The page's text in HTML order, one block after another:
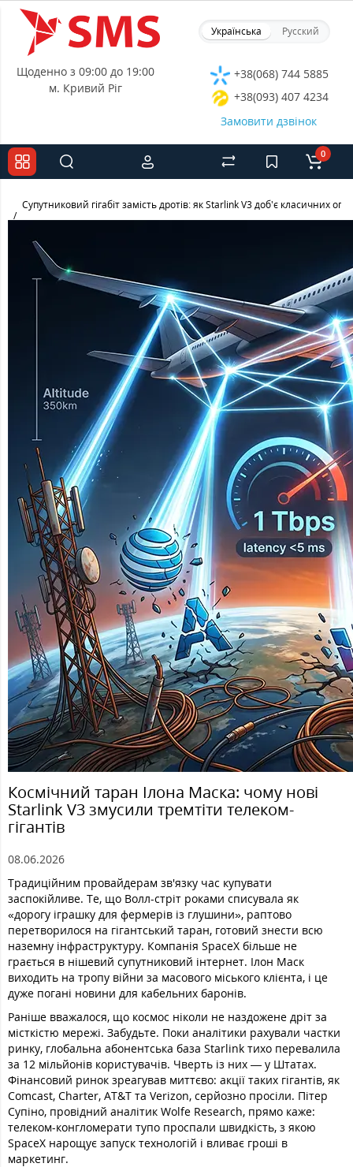
Українська Русский
Щоденно з 09:00 до 19:00
м. Кривий Ріг
+38(068) 744 5885
+38(093) 407 4234
Замовити дзвінок
0
Супутниковий гігабіт замість дротів: як Starlink V3 доб'є класичних
Космічний таран Ілона Маска: чому нові
Starlink V3 змусили тремтіти телеком-
гігантів
08.06.2026
Традиційним провайдерам зв'язку час купувати
заспокійливе. Те, що Волл-стріт роками списувала як
«дорогу іграшку для фермерів із глушини», раптово
перетворилося на гігантський таран, готовий знести всю
наземну інфраструктуру. Компанія SpaceX більше не
грається в нішевий супутниковий інтернет. Ілон Маск
виходить на тропу війни за масового міського клієнта, і це
дуже погані новини для кабельних баронів.
Раніше вважалося, що космос ніколи не наздожене дріт за
місткістю мережі. Забудьте. Поки аналітики рахували частки
ринку, глобальна абонентська база Starlink тихо перевалила
за 12 мільйонів користувачів. Чверть із них — у Штатах.
Фінансовий ринок зреагував миттєво: акції таких гігантів, як
Comcast, Charter, AT&T та Verizon, серйозно просіли. Пітер
Супіно, провідний аналітик Wolfe Research, прямо каже:
телеком-конгломерати тупо проспали швидкість, з якою
SpaceX нарощує запуск технологій і вливає гроші в
маркетинг.